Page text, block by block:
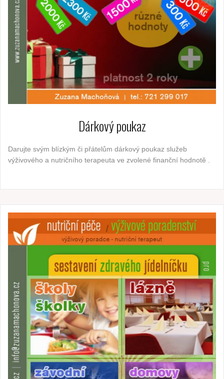
Dárkový poukaz
Darujte svým blízkým či přátelům dárkový poukaz služeb
výživového a nutričního terapeuta ve zvolené finanční hodnotě .